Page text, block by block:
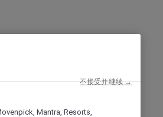
Mantra, Resorts,
不接受并继续 →